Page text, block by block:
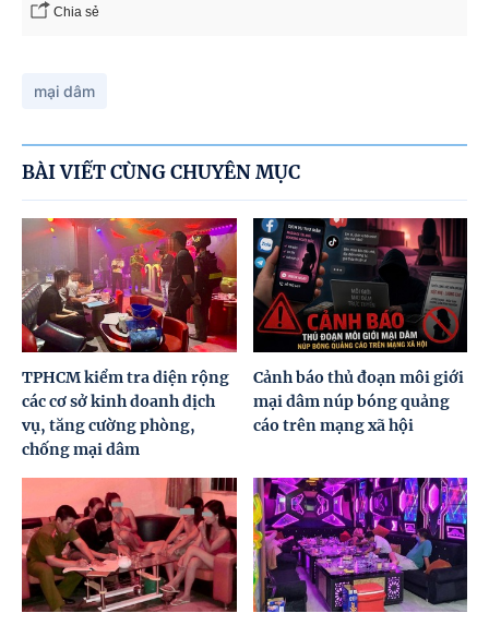
Chia sẻ
mại dâm
BÀI VIẾT CÙNG CHUYÊN MỤC
TPHCM kiểm tra diện rộng
các cơ sở kinh doanh dịch
vụ, tăng cường phòng,
chống mại dâm
Cảnh báo thủ đoạn môi giới
mại dâm núp bóng quảng
cáo trên mạng xã hội